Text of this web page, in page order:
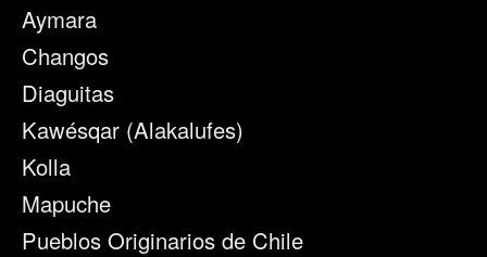
Aymara
Changos
Diaguitas
Kawésqar (Alakalufes)
Kolla
Mapuche
Pueblos Originarios de Chile